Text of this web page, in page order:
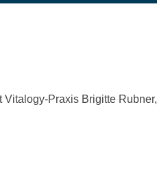
Praxis Brigitte Rubner,